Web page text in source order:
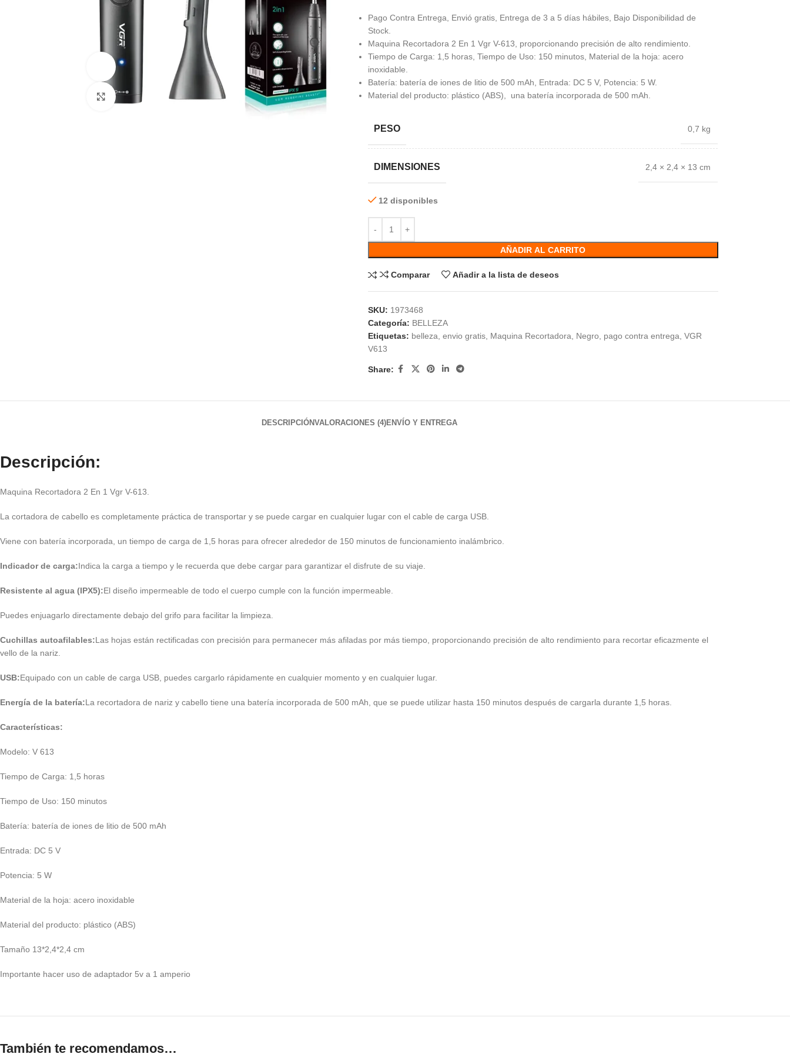
Ver vídeo
Haga Clic Para Ampliar
Pago Contra Entrega, Envió gratis, Entrega de 3 a 5 días hábiles, Bajo Disponibilidad de
Stock.
Maquina Recortadora 2 En 1 Vgr V-613, proporcionando precisión de alto rendimiento.
Tiempo de Carga: 1,5 horas, Tiempo de Uso: 150 minutos, Material de la hoja: acero
inoxidable.
Batería: batería de iones de litio de 500 mAh, Entrada: DC 5 V, Potencia: 5 W.
Material del producto: plástico (ABS), una batería incorporada de 500 mAh.
PESO 0,7 kg
DIMENSIONES 2,4 × 2,4 × 13 cm
12 disponibles
AÑADIR AL CARRITO
Comparar Añadir a la lista de deseos
SKU: 1973468
Categoría: BELLEZA
Etiquetas: belleza, envio gratis, Maquina Recortadora, Negro, pago contra entrega, VGR
V613
Share:
DESCRIPCIÓNVALORACIONES (4)ENVÍO Y ENTREGA
Descripción:
Maquina Recortadora 2 En 1 Vgr V-613.
La cortadora de cabello es completamente práctica de transportar y se puede cargar en cualquier lugar con el cable de carga USB.
Viene con batería incorporada, un tiempo de carga de 1,5 horas para ofrecer alrededor de 150 minutos de funcionamiento inalámbrico.
Indicador de carga:Indica la carga a tiempo y le recuerda que debe cargar para garantizar el disfrute de su viaje.
Resistente al agua (IPX5):El diseño impermeable de todo el cuerpo cumple con la función impermeable.
Puedes enjuagarlo directamente debajo del grifo para facilitar la limpieza.
Cuchillas autoafilables:Las hojas están rectificadas con precisión para permanecer más afiladas por más tiempo, proporcionando precisión de alto rendimiento para recortar eficazmente el
vello de la nariz.
USB:Equipado con un cable de carga USB, puedes cargarlo rápidamente en cualquier momento y en cualquier lugar.
Energía de la batería:La recortadora de nariz y cabello tiene una batería incorporada de 500 mAh, que se puede utilizar hasta 150 minutos después de cargarla durante 1,5 horas.
Características:
Modelo: V 613
Tiempo de Carga: 1,5 horas
Tiempo de Uso: 150 minutos
Batería: batería de iones de litio de 500 mAh
Entrada: DC 5 V
Potencia: 5 W
Material de la hoja: acero inoxidable
Material del producto: plástico (ABS)
Tamaño 13*2,4*2,4 cm
Importante hacer uso de adaptador 5v a 1 amperio
También te recomendamos…